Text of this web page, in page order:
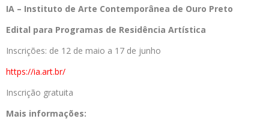
IA – Instituto de Arte Contemporânea de Ouro Preto
Edital para Programas de Residência Artística
Inscrições: de 12 de maio a 17 de junho
https://ia.art.br/
Inscrição gratuita
Mais informações: